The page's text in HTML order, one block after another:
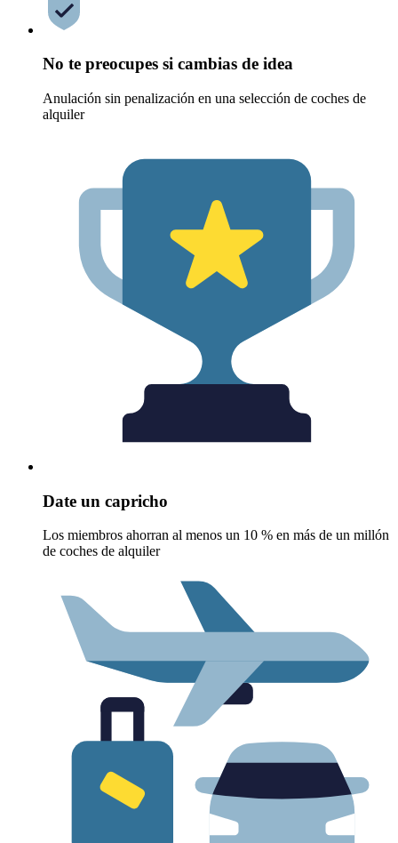
No te preocupes si cambias de idea
Anulación sin penalización en una selección de coches de
alquiler
Date un capricho
Los miembros ahorran al menos un 10 % en más de un millón
de coches de alquiler